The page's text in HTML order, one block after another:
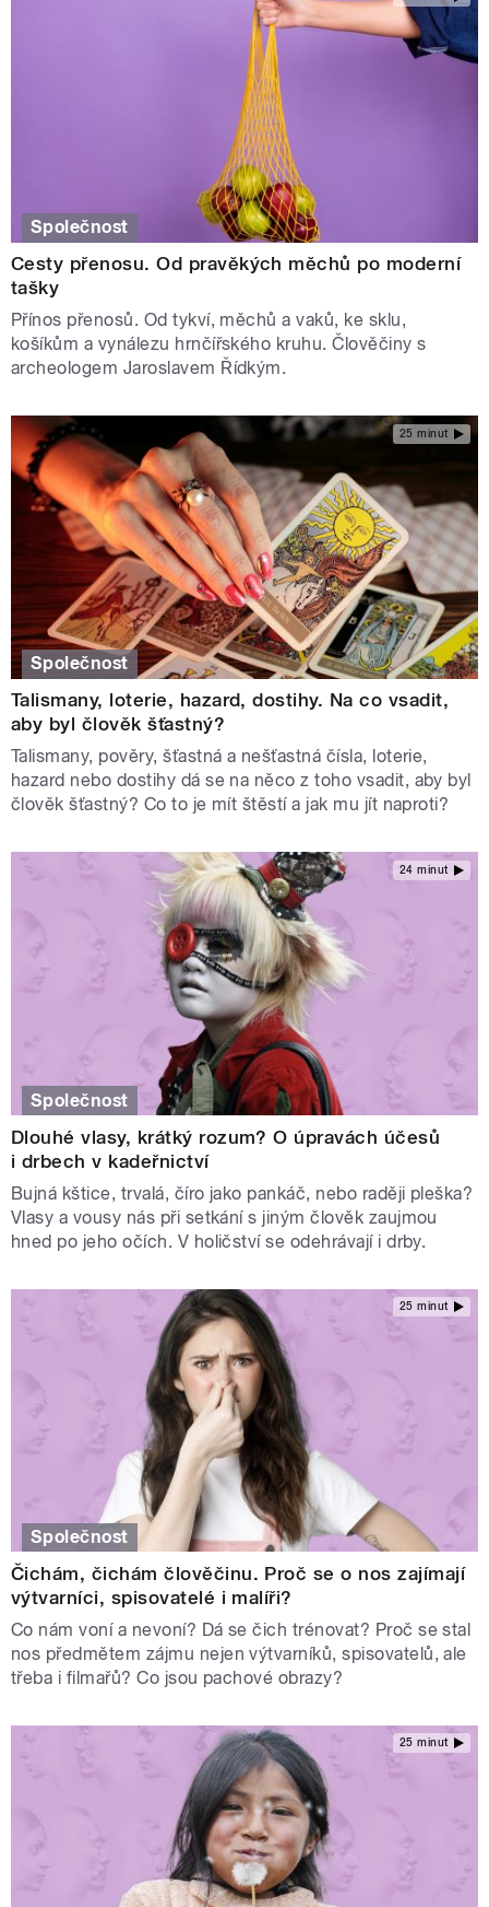
Společnost
Cesty přenosu. Od pravěkých měchů po moderní
tašky
Přínos přenosů. Od tykví, měchů a vaků, ke sklu,
košíkům a vynálezu hrnčířského kruhu. Člověčiny s
archeologem Jaroslavem Řídkým.
25 minut
Společnost
Talismany, loterie, hazard, dostihy. Na co vsadit,
aby byl člověk šťastný?
Talismany, pověry, šťastná a nešťastná čísla, loterie,
hazard nebo dostihy dá se na něco z toho vsadit, aby byl
člověk šťastný? Co to je mít štěstí a jak mu jít naproti?
24 minut
Společnost
Dlouhé vlasy, krátký rozum? O úpravách účesů
i drbech v kadeřnictví
Bujná kštice, trvalá, číro jako pankáč, nebo raději pleška?
Vlasy a vousy nás při setkání s jiným člověk zaujmou
hned po jeho očích. V holičství se odehrávají i drby.
25 minut
Společnost
Čichám, čichám člověčinu. Proč se o nos zajímají
výtvarníci, spisovatelé i malíři?
Co nám voní a nevoní? Dá se čich trénovat? Proč se stal
nos předmětem zájmu nejen výtvarníků, spisovatelů, ale
třeba i filmařů? Co jsou pachové obrazy?
25 minut